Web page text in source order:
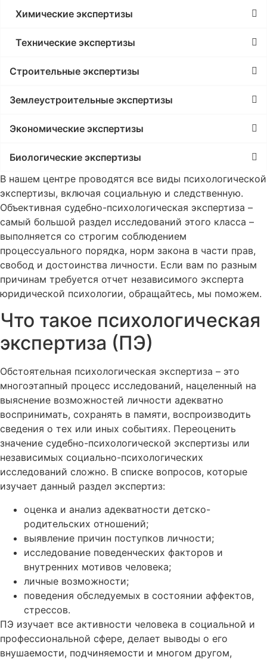
Химические экспертизы
Технические экспертизы
Строительные экспертизы
Землеустроительные экспертизы
Экономические экспертизы
Биологические экспертизы
В нашем центре проводятся все виды психологической
экспертизы, включая социальную и следственную.
Объективная судебно-психологическая экспертиза –
самый большой раздел исследований этого класса –
выполняется со строгим соблюдением
процессуального порядка, норм закона в части прав,
свобод и достоинства личности. Если вам по разным
причинам требуется отчет независимого эксперта
юридической психологии, обращайтесь, мы поможем.
Что такое психологическая
экспертиза (ПЭ)
Обстоятельная психологическая экспертиза – это
многоэтапный процесс исследований, нацеленный на
выяснение возможностей личности адекватно
воспринимать, сохранять в памяти, воспроизводить
сведения о тех или иных событиях. Переоценить
значение судебно-психологической экспертизы или
независимых социально-психологических
исследований сложно. В списке вопросов, которые
изучает данный раздел экспертиз:
оценка и анализ адекватности детско-
родительских отношений;
выявление причин поступков личности;
исследование поведенческих факторов и
внутренних мотивов человека;
личные возможности;
поведения обследуемых в состоянии аффектов,
стрессов.
ПЭ изучает все активности человека в социальной и
профессиональной сфере, делает выводы о его
внушаемости, подчиняемости и многом другом,